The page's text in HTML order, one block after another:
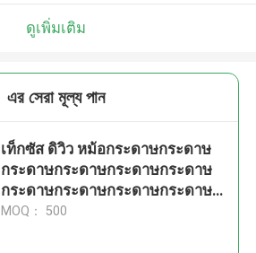
ดูเพิ่มเติม
এর সেরা মূল্য পান
เท็กซัส ดิวิว หม้อกระดาษกระดาษ
กระดาษกระดาษกระดาษกระดาษ
กระดาษกระดาษกระดาษกระดาษ
กระดาษกระดาษกระดาษกระดาษ
MOQ： 500